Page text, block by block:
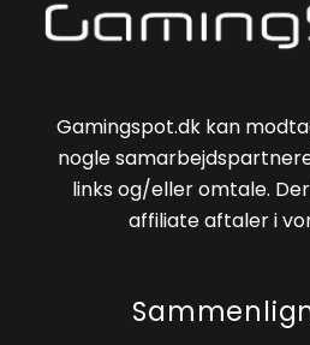
Gamingspot.dk kan
nogle
links og/eller omtale.
affiliate aftaler i